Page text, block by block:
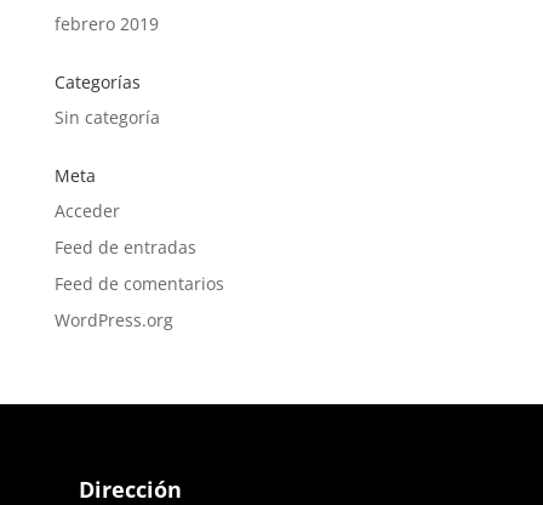
febrero 2019
Categorías
Sin categoría
Meta
Acceder
Feed de entradas
Feed de comentarios
WordPress.org
Dirección